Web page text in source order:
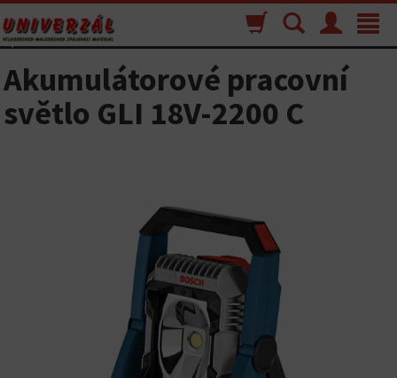
Toggle
Menu
Vyhľadávanie
Nákupný
košík
Akumulátorové pracovní
světlo GLI 18V-2200 C